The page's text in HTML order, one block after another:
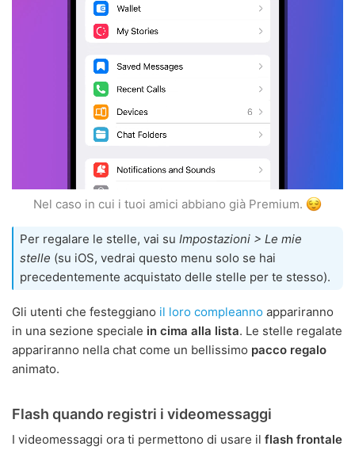
Nel caso in cui i tuoi amici abbiano già Premium.
Per regalare le stelle, vai su Impostazioni > Le mie
stelle (su iOS, vedrai questo menu solo se hai
precedentemente acquistato delle stelle per te stesso).
Gli utenti che festeggiano il loro compleanno appariranno
in una sezione speciale in cima alla lista. Le stelle regalate
appariranno nella chat come un bellissimo pacco regalo
animato.
Flash quando registri i videomessaggi
I videomessaggi ora ti permettono di usare il flash frontale